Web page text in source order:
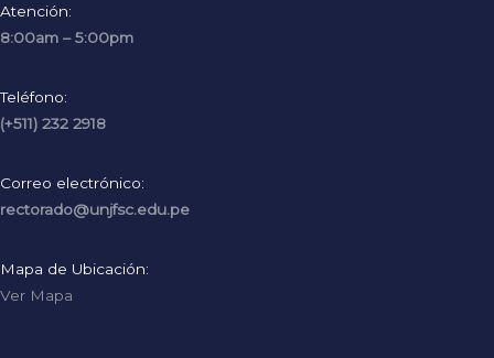
Atención:
8:00am – 5:00pm
Teléfono:
(+511) 232 2918
Correo electrónico:
rectorado@unjfsc.edu.pe
Mapa de Ubicación:
Ver Mapa